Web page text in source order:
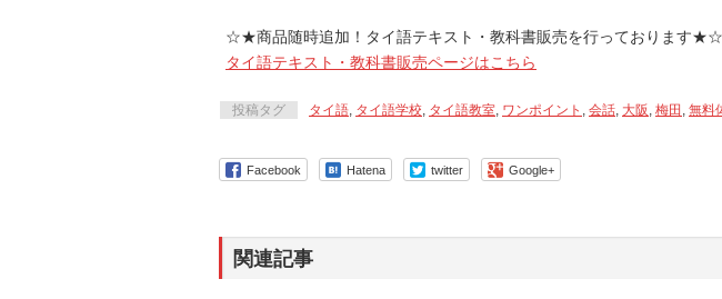
☆★商品随時追加！タイ語テキスト・教科書販売を行っております★☆
タイ語テキスト・教科書販売ページはこちら
投稿タグ タイ語, タイ語学校, タイ語教室, ワンポイント , 会話, 大阪 , 梅田 , 無料
Facebook Hatena twitter Google+
関連記事